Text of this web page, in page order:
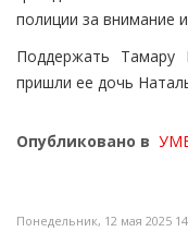
полиции за внимание
Поддержать
пришли ее дочь
Опубликовано в
Понедельник, 12 мая 2025